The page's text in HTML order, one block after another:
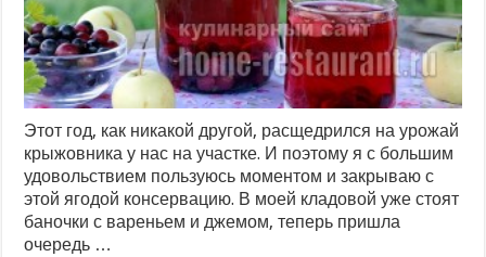
Этот год, как никакой другой, расщедрился на урожай
крыжовника у нас на участке. И поэтому я с большим
удовольствием пользуюсь моментом и закрываю с
этой ягодой консервацию. В моей кладовой уже стоят
баночки с вареньем и джемом, теперь пришла
очередь …